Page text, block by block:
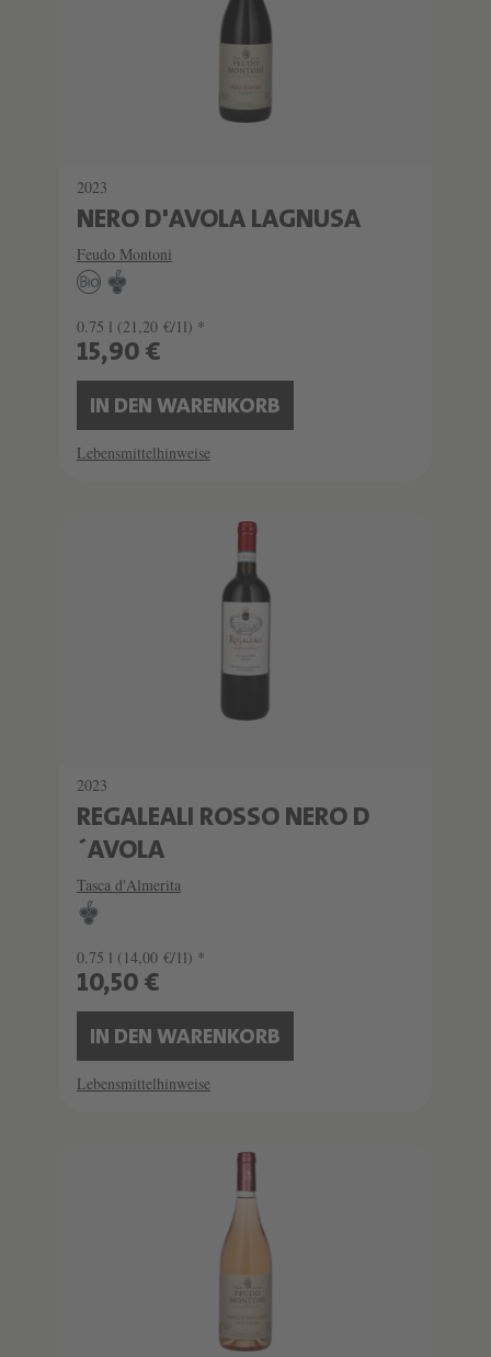
2023
NERO D'AVOLA LAGNUSA
Feudo Montoni
0.75 l (21,20 €/1l) *
15,90 €
IN DEN WARENKORB
Lebensmittelhinweise
2023
REGALEALI ROSSO NERO D
´AVOLA
Tasca d'Almerita
0.75 l (14,00 €/1l) *
10,50 €
IN DEN WARENKORB
Lebensmittelhinweise